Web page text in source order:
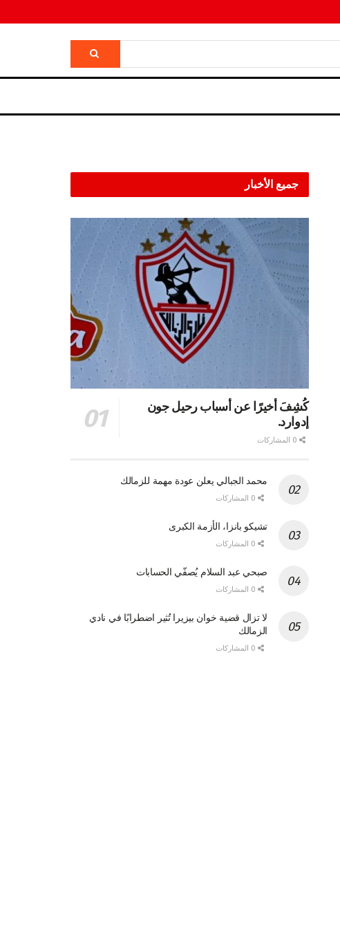
جميع الأخبار
كُشِفَ أخيرًا عن أسباب رحيل جون
إدوارد.
محمد الجبالي يعلن عودة مهمة للزمالك
تشيكو بانزا، الأزمة الكبرى
صبحي عبد السلام يُصفّي الحسابات
لا تزال قضية خوان بيزيرا تُثير اضطرابًا في نادي
الزمالك